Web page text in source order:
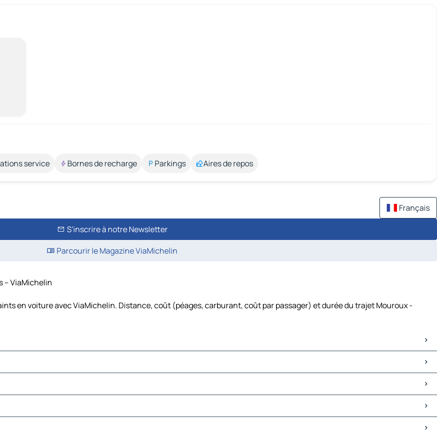
service Bornes de recharge Parkings Aires de repos
Français
S'inscrire à notre Newsletter
Parcourir le Magazine ViaMichelin
– ViaMichelin
en voiture avec ViaMichelin. Distance, coût (péages, carburant, coût par passager) et durée du trajet Mouroux -